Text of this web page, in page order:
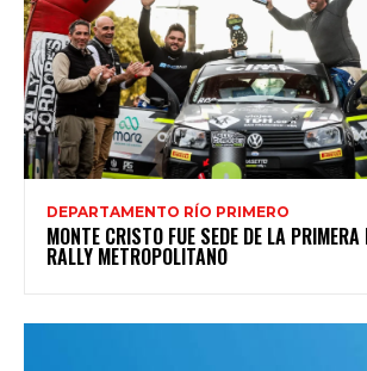
DEPARTAMENTO RÍO PRIMERO
MONTE CRISTO FUE SEDE DE LA PRIMERA
RALLY METROPOLITANO